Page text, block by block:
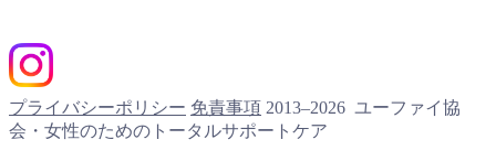
プライバシーポリシー 免責事項 2013–2026 ユーファイ協
会・女性のためのトータルサポートケア